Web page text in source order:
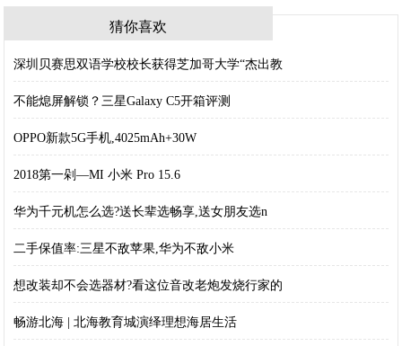
猜你喜欢
深圳贝赛思双语学校校长获得芝加哥大学“杰出教
不能熄屏解锁？三星Galaxy C5开箱评测
OPPO新款5G手机,4025mAh+30W
2018第一剁—MI 小米 Pro 15.6
华为千元机怎么选?送长辈选畅享,送女朋友选n
二手保值率:三星不敌苹果,华为不敌小米
想改装却不会选器材?看这位音改老炮发烧行家的
畅游北海 | 北海教育城演绎理想海居生活